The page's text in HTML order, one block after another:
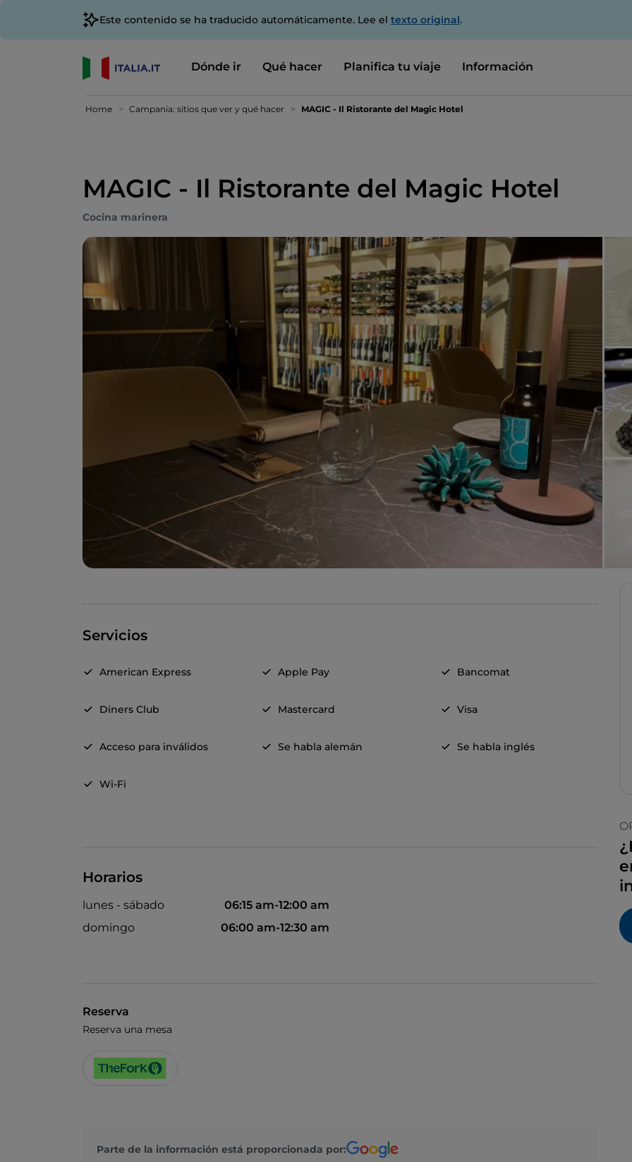
Este contenido se ha traducido automáticamente. Lee el texto original.
Dónde ir Qué hacer Planifica tu viaje Información
Home Campania: sitios que ver y qué hacer MAGIC - Il Ristorante del Magic Hotel
MAGIC - Il Ristorante del Magic Hotel
Cocina marinera
Servicios
American Express Apple Pay Bancomat
Diners Club Mastercard Visa
Acceso para inválidos Se habla alemán Se habla inglés
Wi-Fi
Horarios
lunes - sábado
06:15 am-12:00 am
domingo
06:00 am-12:30 am
Reserva
Reserva una mesa
Parte de la información está proporcionada por: